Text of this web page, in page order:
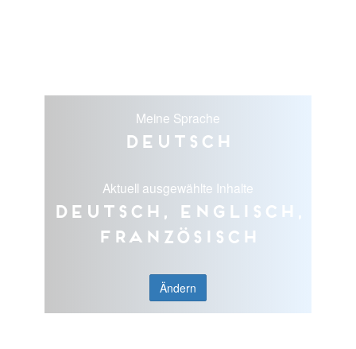
Meine Sprache
Deutsch
Aktuell ausgewählte Inhalte
Deutsch, Englisch,
Französisch
Ändern